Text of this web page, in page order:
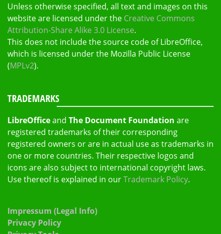
Unless otherwise specified, all text and images on this
website are licensed under the Creative Commons
Attribution-Share Alike 3.0 License.
This does not include the source code of LibreOffice,
which is licensed under the Mozilla Public License
(MPLv2).
TRADEMARKS
LibreOfficeand The Document Foundation are
registered trademarks of their corresponding
registered owners or are in actual use as trademarks in
one or more countries. Their respective logos and
icons are also subject to international copyright laws.
Use thereof is explained in ourTrademark Policy.
Impressum (Legal Info)
Privacy Policy